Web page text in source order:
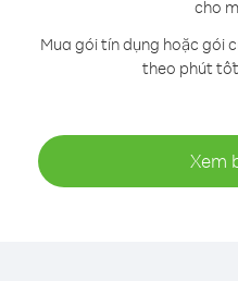
cho
Mua gói tín dụng hoặc gói
theo phút
Xem